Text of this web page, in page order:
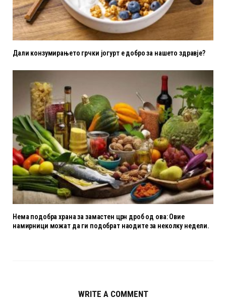
Дали конзумирањето грчки јогурт е добро за нашето здравје?
Нема подобра храна за замастен црн дроб од ова: Овие
намирници можат да ги подобрат наодите за неколку недели.
WRITE A COMMENT